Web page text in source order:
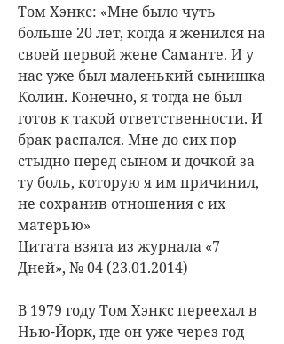
Том Хэнкс: «Мне было чуть
больше 20 лет, когда я женился на
своей первой жене Саманте. И у
нас уже был маленький сынишка
Колин. Конечно, я тогда не был
готов к такой ответственности. И
брак распался. Мне до сих пор
стыдно перед сыном и дочкой за
ту боль, которую я им причинил,
не сохранив отношения с их
матерью»
Цитата взята из журнала «7
Дней», № 04 (23.01.2014)
В 1979 году Том Хэнкс переехал в
Нью-Йорк, где он уже через год